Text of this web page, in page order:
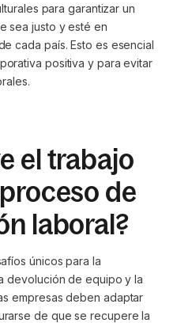
para garantizar un
sea justo y esté en
cada país. Esto es esencial
positiva y para evitar
el trabajo
de
laboral?
únicos para la
devolución de equipo y la
empresas deben adaptar
de que se recupere la